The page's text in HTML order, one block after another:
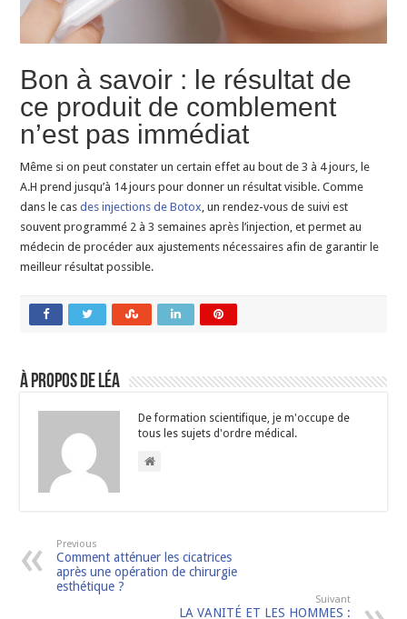
Bon à savoir : le résultat de
ce produit de comblement
n’est pas immédiat
Même si on peut constater un certain effet au bout de 3 à 4 jours, le
A.H prend jusqu’à 14 jours pour donner un résultat visible. Comme
dans le casdes injections de Botox, un rendez-vous de suivi est
souvent programmé 2 à 3 semaines après l’injection, et permet au
médecin de procéder aux ajustements nécessaires afin de garantir le
meilleur résultat possible.
À propos de Léa
De formation scientifique, je m'occupe de
tous les sujets d'ordre médical.
Previous
Comment atténuer les cicatrices
après une opération de chirurgie
esthétique ?
Suivant
LA VANITÉ ET LES HOMMES :